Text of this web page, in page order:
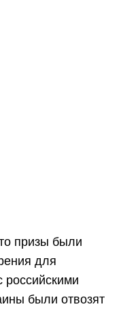
призы были
для
российскими
были отвозят